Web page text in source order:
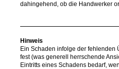
dahingehend, ob die Handwerker
Hinweis
Ein Schaden infolge der fehlenden
fest (was generell herrschende
Eintritts eines Schadens bedarf,